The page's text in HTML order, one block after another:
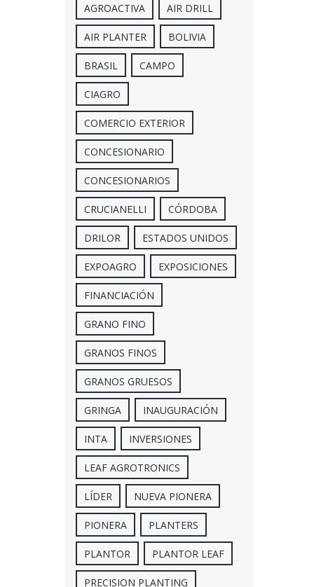
AGROACTIVA AIR DRILL
AIR PLANTER BOLIVIA
BRASIL CAMPO
CIAGRO
COMERCIO EXTERIOR
CONCESIONARIO
CONCESIONARIOS
CRUCIANELLI CÓRDOBA
DRILOR ESTADOS UNIDOS
EXPOAGRO EXPOSICIONES
FINANCIACIÓN
GRANO FINO
GRANOS FINOS
GRANOS GRUESOS
GRINGA INAUGURACIÓN
INTA INVERSIONES
LEAF AGROTRONICS
LÍDER NUEVA PIONERA
PIONERA PLANTERS
PLANTOR PLANTOR LEAF
PRECISION PLANTING